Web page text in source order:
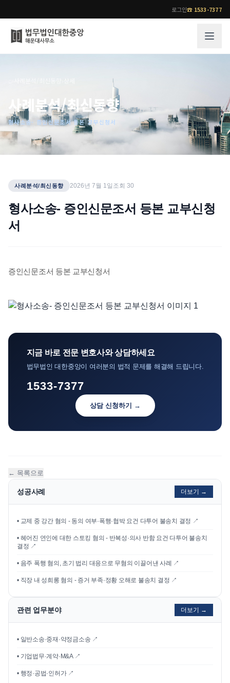
로그인☎ 1533-7377
오시는 길
통합검색
기업 인사이트
사례분석/최신동향
법률지식인
업무분야
전체
각 전문 변호사
법률 블로그
뉴스레터/브로슈어
사례분석/최신동향
형사소송- 증인신문조서 등본 교부신청서
사례분석/최신동향 2026년 7월 1일 조회 30
형사소송- 증인신문조서 등본 교부신청
서
증인신문조서 등본 교부신청서
지금 바로 전문 변호사와 상담하세요
법무법인 대한중앙이 여러분의 법적 문제를 해결해 드립니다.
1533-7377
상담 신청하기 →
← 목록으로
성공사례 더보기 →
• 교제 중 강간 혐의 - 동의 여부·폭행·협박 요건 다투어 불송치 결정 ↗
• 헤어진 연인에 대한 스토킹 혐의 - 반복성·의사 반함 요건 다투어 불송치
결정 ↗
• 음주 폭행 혐의, 초기 법리 대응으로 무혐의 이끌어낸 사례 ↗
• 직장 내 성희롱 혐의 - 증거 부족·정황 오해로 불송치 결정 ↗
관련 업무분야 더보기 →
• 일반소송·중재·약정금소송 ↗
• 기업법무·계약·M&A ↗
• 행정·공법·인허가 ↗